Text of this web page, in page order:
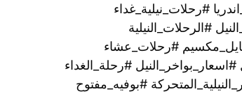
#رحلات_نيلية_غداء
#الرحلات_النيلية
#رحلات_عشاء
#رحلة_الغداء
#بوفيه_مفتوح